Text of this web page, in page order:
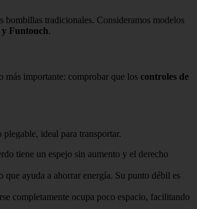
bombillas tradicionales. Consideramos modelos
Funtouch.
más importante: comprobar que los controles de
ideal para transportar.
tiene un espejo sin aumento y el derecho
que ayuda a ahorrar energía. Su punto débil es
completamente ocupa poco espacio, facilitando